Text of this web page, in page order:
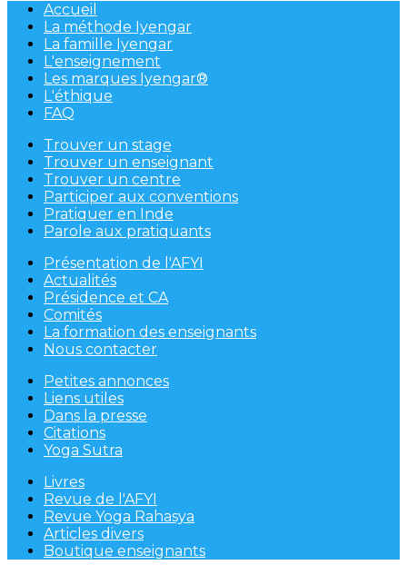
Accueil
La méthode Iyengar
La famille Iyengar
L'enseignement
Les marques Iyengar®
L'éthique
FAQ
Trouver un stage
Trouver un enseignant
Trouver un centre
Participer aux conventions
Pratiquer en Inde
Parole aux pratiquants
Présentation de l'AFYI
Actualités
Présidence et CA
Comités
La formation des enseignants
Nous contacter
Petites annonces
Liens utiles
Dans la presse
Citations
Yoga Sutra
Livres
Revue de l'AFYI
Revue Yoga Rahasya
Articles divers
Boutique enseignants